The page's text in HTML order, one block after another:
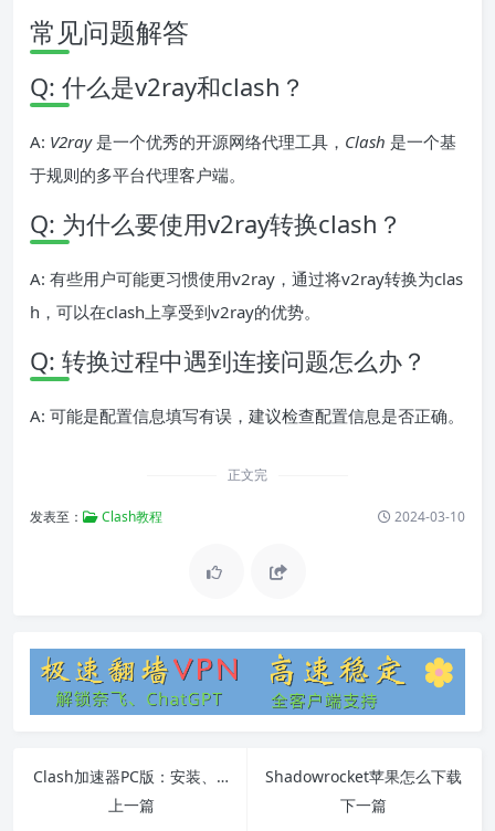
常见问题解答
Q: 什么是v2ray和clash？
A: V2ray是一个优秀的开源网络代理工具， Clash 是一个基
于规则的多平台代理客户端。
Q: 为什么要使用v2ray转换clash？
A: 有些用户可能更习惯使用v2ray，通过将v2ray转换为clas
h，可以在clash上享受到v2ray的优势。
Q: 转换过程中遇到连接问题怎么办？
A: 可能是配置信息填写有误，建议检查配置信息是否正确。
正文完
发表至： Clash教程 2024-03-10
Clash加速器PC版：安装、使用教程及常见问题解决
上一篇
Shadowrocket苹果怎么下载
下一篇